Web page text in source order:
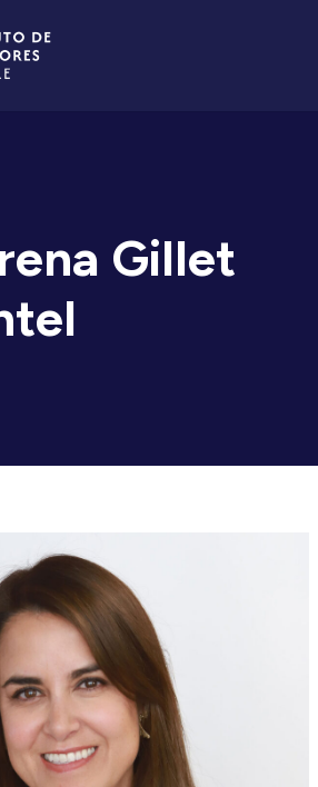
Gillet